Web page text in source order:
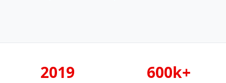
2019 600k+